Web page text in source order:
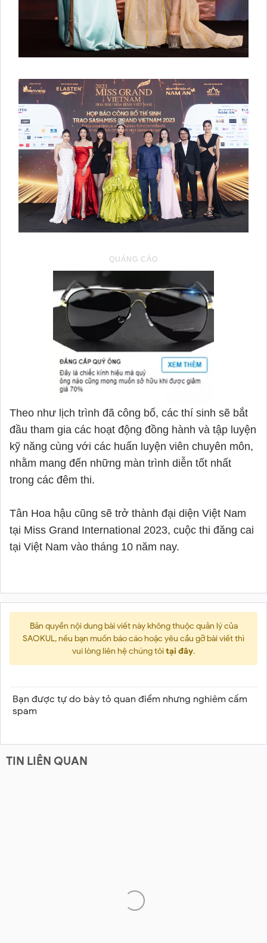
Theo như lịch trình đã công bố, các thí sinh sẽ bắt
đầu tham gia các hoạt động đồng hành và tập luyện
kỹ năng cùng với các huấn luyện viên chuyên môn,
nhằm mang đến những màn trình diễn tốt nhất
trong các đêm thi.
Tân Hoa hậu cũng sẽ trở thành đại diện Việt Nam
tại Miss Grand International 2023, cuộc thi đăng cai
tại Việt Nam vào tháng 10 năm nay.
Bản quyền nội dung bài viết này không thuộc quản lý của
SAOKUL, nếu bạn muốn báo cáo hoặc yêu cầu gỡ bài viết thì
vui lòng liên hệ chúng tôitại đây.
Bạn được tự do bày tỏ quan điểm nhưng nghiêm cấm
spam
TIN LIÊN QUAN